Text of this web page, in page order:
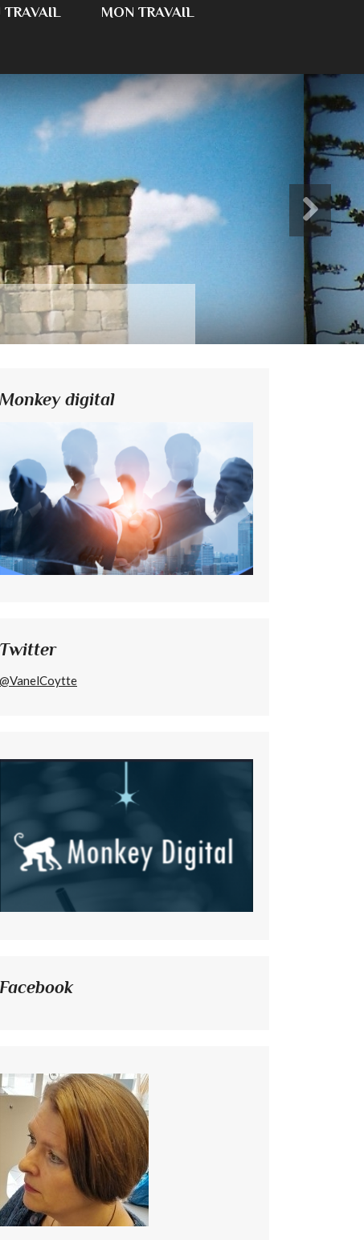
MON TRAVAIL
Monkey digital
Twitter
@VanelCoytte
Facebook